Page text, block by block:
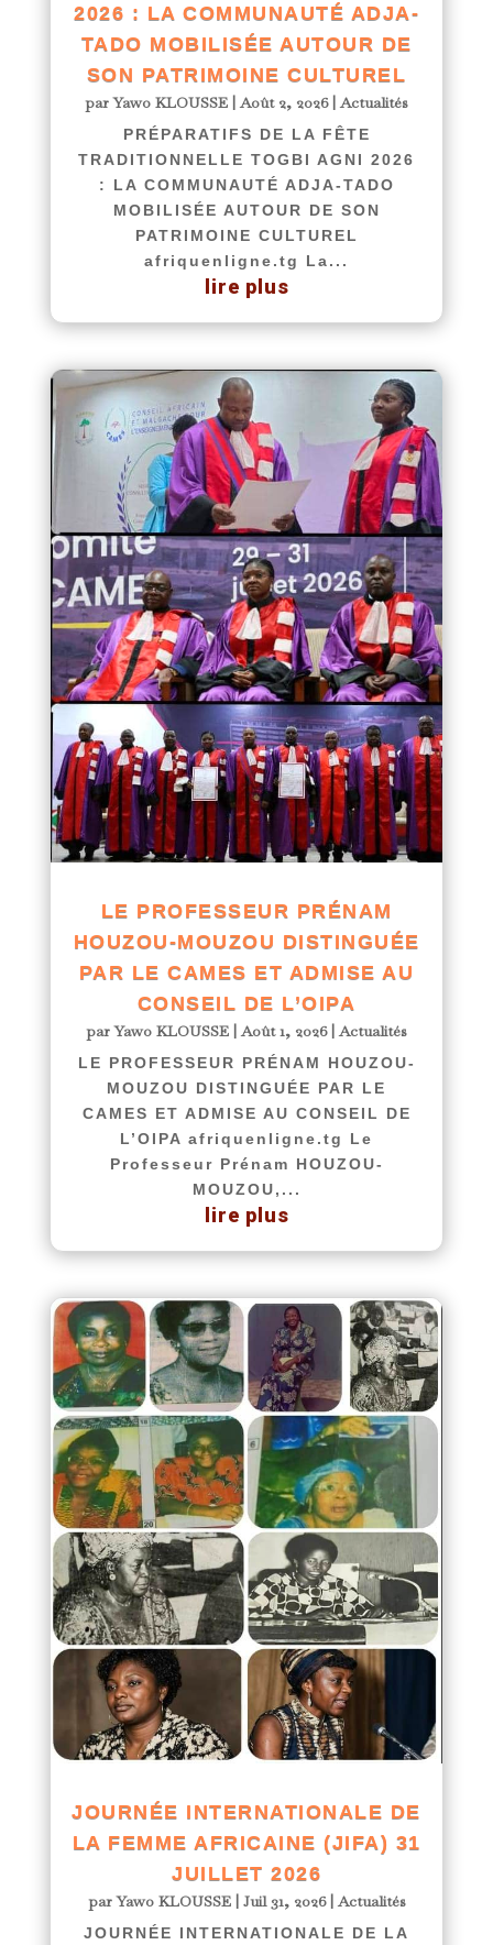
2026 : LA COMMUNAUTÉ ADJA-
TADO MOBILISÉE AUTOUR DE
SON PATRIMOINE CULTUREL
parYawo KLOUSSE|Août 2, 2026|Actualités
PRÉPARATIFS DE LA FÊTE
TRADITIONNELLE TOGBI AGNI 2026
: LA COMMUNAUTÉ ADJA-TADO
MOBILISÉE AUTOUR DE SON
PATRIMOINE CULTUREL
afriquenligne.tg La...
lire plus
LE PROFESSEUR PRÉNAM
HOUZOU-MOUZOU DISTINGUÉE
PAR LE CAMES ET ADMISE AU
CONSEIL DE L’OIPA
parYawo KLOUSSE|Août 1, 2026|Actualités
LE PROFESSEUR PRÉNAM HOUZOU-
MOUZOU DISTINGUÉE PAR LE
CAMES ET ADMISE AU CONSEIL DE
L’OIPA afriquenligne.tg Le
Professeur Prénam HOUZOU-
MOUZOU,...
lire plus
JOURNÉE INTERNATIONALE DE
LA FEMME AFRICAINE (JIFA) 31
JUILLET 2026
parYawo KLOUSSE| Juil 31, 2026|Actualités
JOURNÉE INTERNATIONALE DE LA